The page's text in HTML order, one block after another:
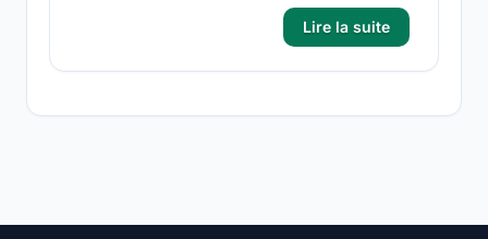
Lire la suite